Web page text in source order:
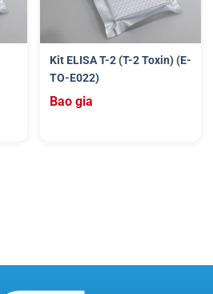
Kit ELISA T-2 (T-2 Toxin) (E-
TO-E022)
Bao gia